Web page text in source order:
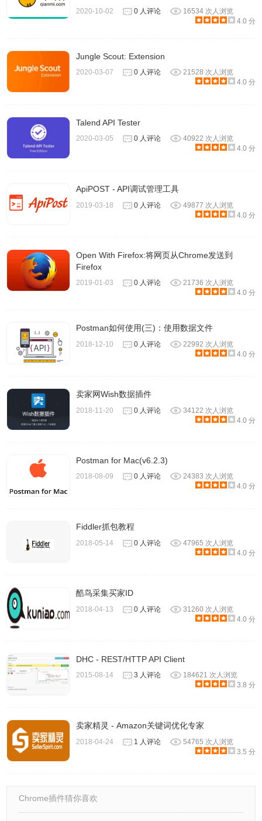
Wireshark会捕捉系统发送和接收的每一个报文。如果抓取的
接口是无线并且选项选取的是混合模式，那么也会看到网络
3、上端面板每一行对应一个网络报文，默认显示报文接收时
间(相对开始抓取的时间点)、源和目标IP地址、使用协议和报
文相关信息。点击某一行可以在下面两个窗口看到更多信
以十六进制和ASCII码的方式列出报文内容。
Wireshark通过颜色让各种流量的报文一目了然。比如默认绿
色是TCP报文，深蓝色是DNS，浅蓝是UDP，黑色标识出有
2020-10-02 0 人评论
16534 次人浏览
4.0 分
Jungle Scout: Extension
2020-03-07 0 人评论
21528 次人浏览
4.0 分
Talend API Tester
2020-03-05 0 人评论
40922 次人浏览
4.0 分
ApiPOST - API调试管理工具
2019-03-18 0 人评论
49877 次人浏览
4.0 分
Open With Firefox:将网页从Chrome发送到
Firefox
2019-01-03 0 人评论
21736 次人浏览
4.0 分
Postman如何使用(三)：使用数据文件
2018-12-10 0 人评论
22992 次人浏览
4.0 分
卖家网Wish数据插件
2018-11-20 0 人评论
34122 次人浏览
4.0 分
Postman for Mac(v6.2.3)
2018-08-09 0 人评论
24383 次人浏览
4.0 分
Fiddler抓包教程
2018-05-14 0 人评论
47965 次人浏览
4.0 分
酷鸟采集买家ID
2018-04-13 0 人评论
31260 次人浏览
4.0 分
DHC - REST/HTTP API Client
2015-08-14 3 人评论
184621 次人浏览
3.8 分
卖家精灵 - Amazon关键词优化专家
2018-04-24 1 人评论
54765 次人浏览
3.5 分
Chrome插件猜你喜欢